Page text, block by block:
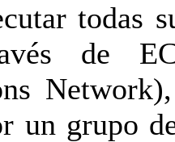
todas
de
un grupo